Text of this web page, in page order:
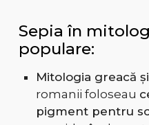
Sepia în
populare:
Mitologia greacă
romanii foloseau
pigment pentru